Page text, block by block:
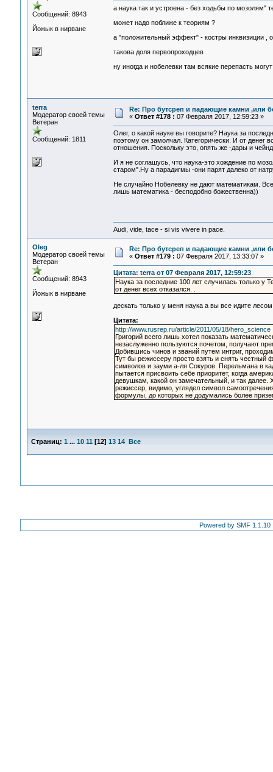
Сообщений: 8943
Йожык в нирване
а наука так и устроена - без ходьбы по мозолям"
может надо поближе к теориям ?
а "положительный эффект" - костры инквизиции
такова доля первопроходцев
ну иногда и нобелевки там всякие перепасть могут
terra
Модератор своей темы
Ветеран
Сообщений: 1811
Re: Про бутсреп и падающие камни ,или
« Ответ #178 : 07 Февраля 2017, 12:59:23 »
Олег, о какой науке вы говорите? Наука за
поэтому он замолчал. Категорически. И от денег
отношения. Поскольку это, опять же -дары и
И я не соглашусь, что наука-это хождение по
старом".Ну а парадигмы -они парят далеко от
Не случайно Нобелевку не дают математикам.
лишь математика - бесподобно божественна))
Audi, vide, tace - si vis vivere in pace.
Oleg
Модератор своей темы
Ветеран
Сообщений: 8943
Йожык в нирване
Re: Про бутсреп и падающие камни ,или
« Ответ #179 : 07 Февраля 2017, 13:33:07 »
Цитата: terra от 07 Февраля 2017, 12:59:23
Наука за последние 100 лет случилась только
от денег всех отказался. .
дескать только у меня наука а вы все идите
Цитата:
http://www.rusrep.ru/article/2011/05/18/hero_science
Григорий всего лишь хотел показать
незаслуженно пользуются почетом, получают
Добившись чинов и званий путем интриг,
Тут бы режиссеру просто взять и снять
символов и зауми а-ля Сокуров. Перельмана в
пытается присвоить себе приоритет, когда
девушкам, какой он замечательный, и так далее.
режиссер, видимо, углядел символ
формулы, до которых не додумались более
Страниц: 1 ... 10 11 [12] 13 14 Все
Powered by SMF 1.1.10